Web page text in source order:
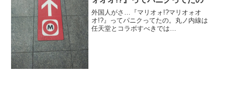
外国人がさ…『マリオォ!?マリオォオ
オ!?』ってパニクってたの。丸ノ内線は
任天堂とコラボすべきでは